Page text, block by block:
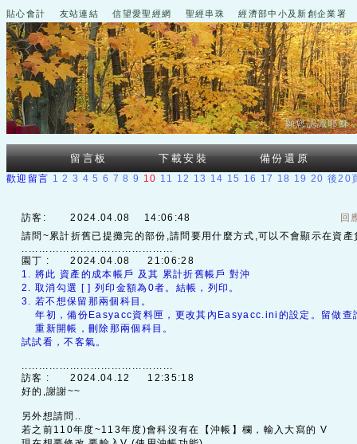
貼心會計 友站連結 信望愛聖經網 聖經串珠 經濟部中小及新創企業署
願您認識耶穌
留言板 下載安裝 備份還原
歡迎留言 1 2 3 4 5 6 7 8 9 10 11 12 13 14 15 16 17 18 19 20 後20
訪客:2024.04.08 14:06:48
回
請問~累計折舊已提攤完的部份,請問要用什麼方式,可以不會顯示在資
............................................
園丁 :2024.04.08 21:06:28
1. 將此 資產的成本帳戶 及其 累計折舊帳戶 對沖
2. 取消勾選 [ ] 列印金額為0者。結帳，列印。
3. 若不想保留那兩個科目。
年初，備份Easyacc資料匣，更改其內Easyacc.ini的設定。留做查
重新開帳，刪除那兩個科目。
試試看，不客氣。
............................................
訪客 :2024.04.12 12:35:18
好的,謝謝~~
另外想請問..
若之前110年度~113年度)會科沒有在【沖帳】欄，輸入大寫的 V